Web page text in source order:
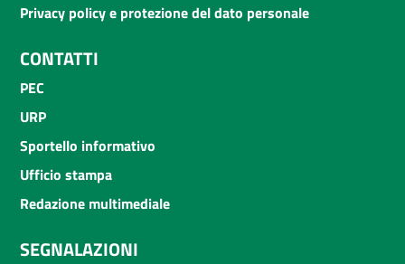
Privacy policy e protezione del dato personale
CONTATTI
PEC
URP
Sportello informativo
Ufficio stampa
Redazione multimediale
SEGNALAZIONI